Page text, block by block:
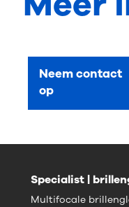
Neem contact
op
Specialist |
Multifocale